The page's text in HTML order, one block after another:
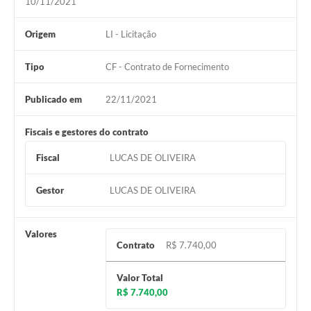
Origem LI - Licitação
Tipo CF - Contrato de Fornecimento
Publicado em 22/11/2021
Fiscais e gestores do contrato
Fiscal LUCAS DE OLIVEIRA
Gestor LUCAS DE OLIVEIRA
Valores
Contrato
R$ 7.740,00
Valor Total
R$ 7.740,00